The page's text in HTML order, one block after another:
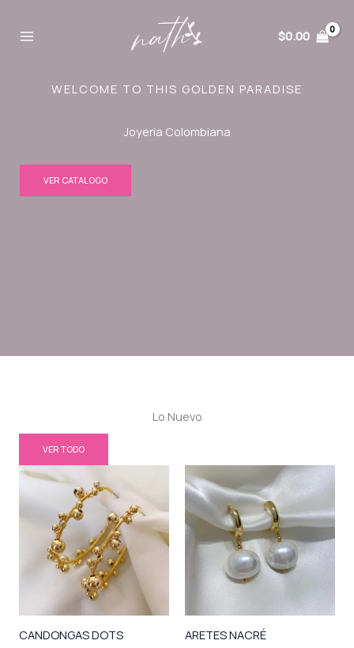
$0.00
WELCOME TO THIS GOLDEN PARADISE
Joyeria Colombiana
VER CATALOGO
Lo Nuevo
VER TODO
CANDONGAS DOTS ARETES NACRÉ